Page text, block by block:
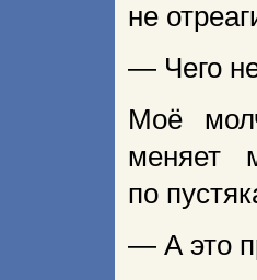
не
— Чего
Моё
меняет
по
— А это